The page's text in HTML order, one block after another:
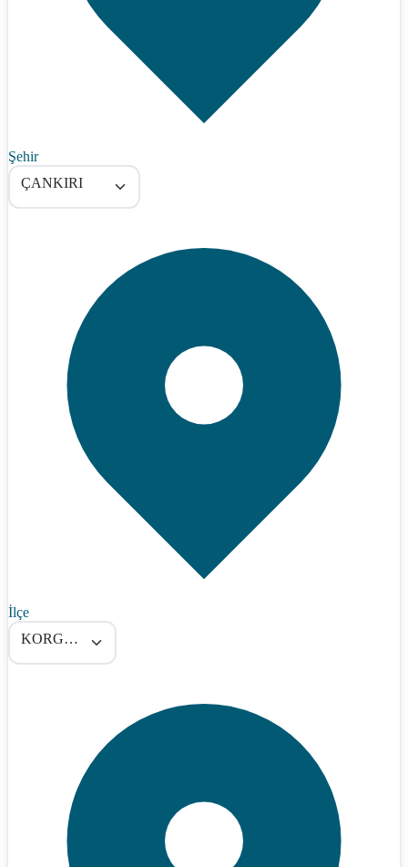
Şehir
ÇANKIRI
İlçe
KORGUN